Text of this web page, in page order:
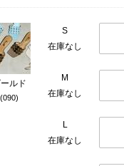
ルド
(090)
S
在庫なし
M
在庫なし
L
在庫なし